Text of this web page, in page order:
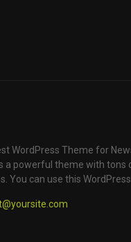
WordPress Theme for
a powerful theme with
You can use this